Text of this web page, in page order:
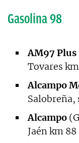
Gasolina 98
AM97 Plus
Tovares
Alcampo
Alcampo
Jaén km